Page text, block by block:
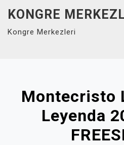
content
KONGRE
Kongre Merkezleri
Montecristo
Leyenda